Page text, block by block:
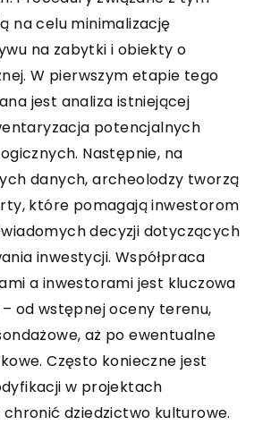
na celu minimalizację
na zabytki i obiekty o
W pierwszym etapie tego
jest analiza istniejącej
potencjalnych
Następnie, na
danych, archeolodzy tworzą
które pomagają inwestorom
decyzji dotyczących
inwestycji. Współpraca
a inwestorami jest kluczowa
od wstępnej oceny terenu,
aż po ewentualne
Często konieczne jest
w projektach
dziedzictwo kulturowe.